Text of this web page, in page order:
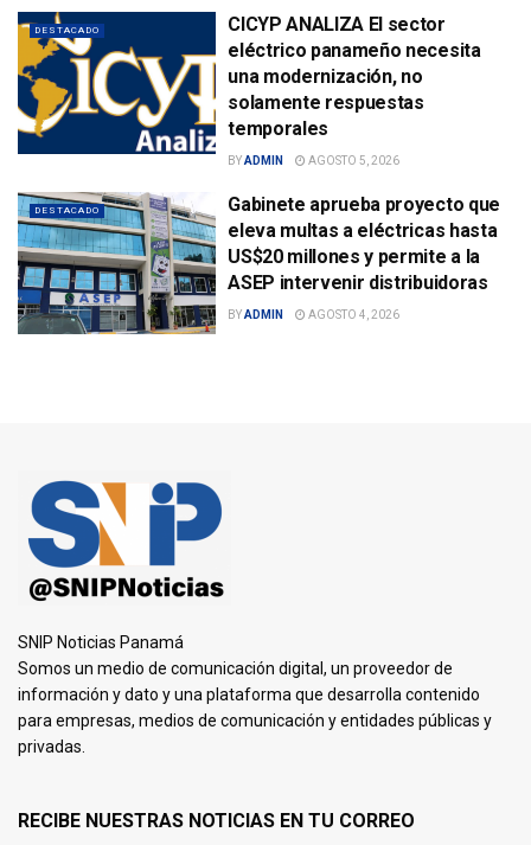
DESTACADO
CICYP ANALIZA El sector
eléctrico panameño necesita
una modernización, no
solamente respuestas
temporales
BYADMIN AGOSTO 5, 2026
DESTACADO
Gabinete aprueba proyecto que
eleva multas a eléctricas hasta
US$20 millones y permite a la
ASEP intervenir distribuidoras
BYADMIN AGOSTO 4, 2026
SNIP Noticias Panamá
Somos un medio de comunicación digital, un proveedor de
información y dato y una plataforma que desarrolla contenido
para empresas, medios de comunicación y entidades públicas y
privadas.
RECIBE NUESTRAS NOTICIAS EN TU CORREO